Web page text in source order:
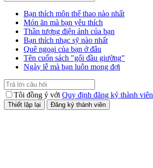
Bạn thích môn thể thao nào nhất
Món ăn mà bạn yêu thích
Thần tượng điện ảnh của bạn
Bạn thích nhạc sỹ nào nhất
Quê ngoại của bạn ở đâu
Tên cuốn sách "gối đầu giường"
Ngày lễ mà bạn luôn mong đợi
Tôi đồng ý với Quy định đăng ký thành viên